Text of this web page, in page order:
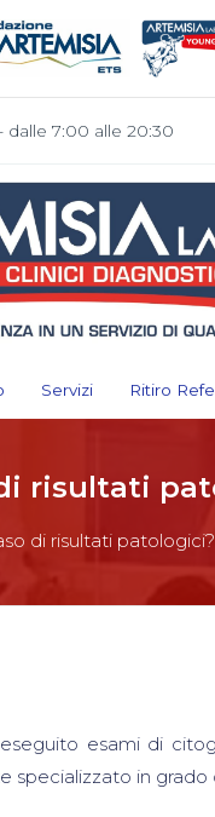
7:00 alle 20:30
Servizi Ritiro
risultati
di risultati patologici?
esami di
specializzato in